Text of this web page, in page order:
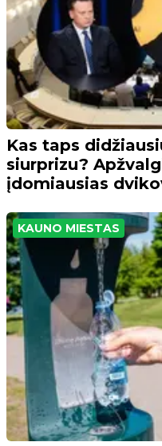
Kas taps
siurprizu?
įdomiausias
KAUNO MIESTAS